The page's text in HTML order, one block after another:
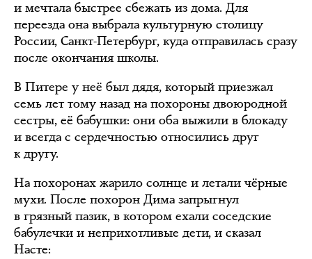
и мечтала быстрее сбежать из дома. Для
переезда она выбрала культурную столицу
России, Санкт-Петербург, куда отправилась сразу
после окончания школы.
В Питере у неё был дядя, который приезжал
семь лет тому назад на похороны двоюродной
сестры, её бабушки: они оба выжили в блокаду
и всегда с сердечностью относились друг
к другу.
На похоронах жарило солнце и летали чёрные
мухи. После похорон Дима запрыгнул
в грязный пазик, в котором ехали соседские
бабулечки и неприхотливые дети, и сказал
Насте: